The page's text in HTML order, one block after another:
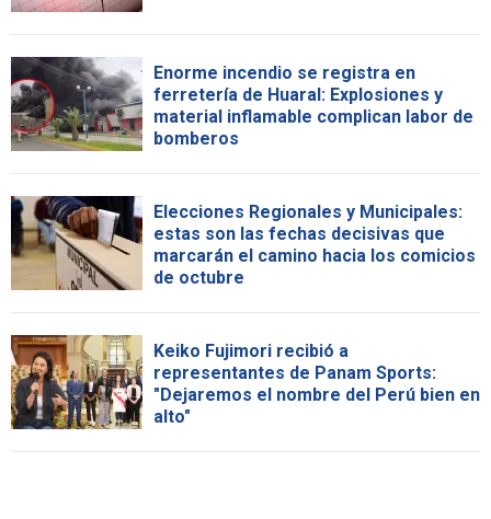
Enorme incendio se registra en
ferretería de Huaral: Explosiones y
material inflamable complican labor de
bomberos
Elecciones Regionales y Municipales:
estas son las fechas decisivas que
marcarán el camino hacia los comicios
de octubre
Keiko Fujimori recibió a
representantes de Panam Sports:
"Dejaremos el nombre del Perú bien en
alto"